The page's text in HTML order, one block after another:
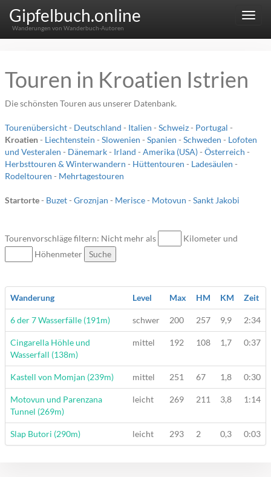
Menu
Gipfelbuch.online
Wanderungen von Wanderbuch-Autoren
Touren in Kroatien Istrien
Die schönsten Touren aus unserer Datenbank.
Tourenübersicht- Deutschland - Italien - Schweiz- Portugal -
Kroatien- Liechtenstein - Slowenien - Spanien - Schweden - Lofoten
und Vesteralen - Dänemark- Irland - Amerika (USA)- Österreich -
Herbsttouren & Winterwandern - Hüttentouren - Ladesäulen -
Rodeltouren - Mehrtagestouren
Startorte- Buzet- Groznjan - Merisce- Motovun - Sankt Jakobi
Tourenvorschläge filtern: Nicht mehr als
Kilometer und
Höhenmeter
Suche
Wanderung Level Max HM KM Zeit
Wanderung
6 der 7 Wasserfälle (191m) schwer 200 257 9,9 2:34
Wanderung
Cingarella Höhle und
Wasserfall (138m)
mittel 192 108 1,7 0:37
Wanderung
Kastell von Momjan (239m) mittel 251 67 1,8 0:30
Wanderung
Motovun und Parenzana
Tunnel (269m)
leicht 269 211 3,8 1:14
Wanderung
Slap Butori (290m) leicht 293 2 0,3 0:03